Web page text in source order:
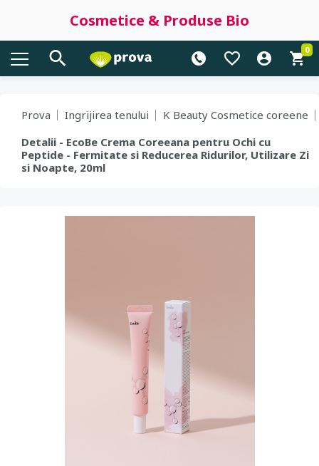
Cosmetice & Produse Bio
0
Prova Ingrijirea tenului
K Beauty Cosmetice coreene
Detalii - EcoBe Crema Coreeana pentru Ochi cu
Peptide - Fermitate si Reducerea Ridurilor, Utilizare Zi
si Noapte, 20ml